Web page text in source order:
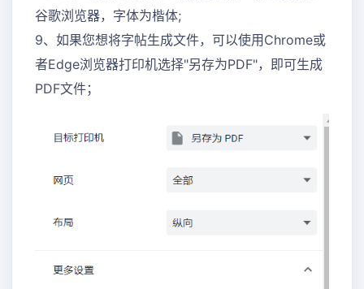
谷歌浏览器，字体为楷体;
9、如果您想将字帖生成文件，可以使用Chrome或
者Edge浏览器打印机选择"另存为PDF"，即可生成
PDF文件；